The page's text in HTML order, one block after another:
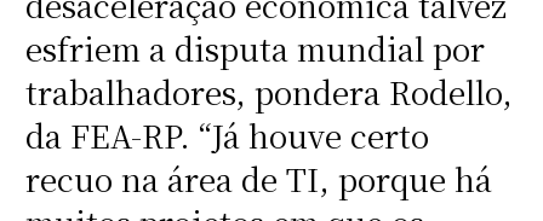
esfriem a disputa mundial por
trabalhadores, pondera Rodello,
da FEA-RP. “Já houve certo
recuo na área de TI, porque há